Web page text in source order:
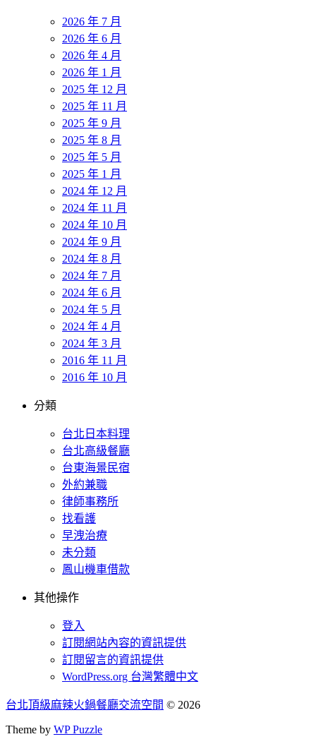
2026 年 7 月
2026 年 6 月
2026 年 4 月
2026 年 1 月
2025 年 12 月
2025 年 11 月
2025 年 9 月
2025 年 8 月
2025 年 5 月
2025 年 1 月
2024 年 12 月
2024 年 11 月
2024 年 10 月
2024 年 9 月
2024 年 8 月
2024 年 7 月
2024 年 6 月
2024 年 5 月
2024 年 4 月
2024 年 3 月
2016 年 11 月
2016 年 10 月
分類
台北日本料理
台北高級餐廳
台東海景民宿
外約兼職
律師事務所
找看護
早洩治療
未分類
鳳山機車借款
其他操作
登入
訂閱網站內容的資訊提供
訂閱留言的資訊提供
WordPress.org 台灣繁體中文
台北頂級麻辣火鍋餐廳交流空間 © 2026
Theme by WP Puzzle